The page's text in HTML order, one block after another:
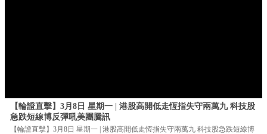
【輪證直擊】3月8日 星期一 | 港股高開低走恆指失守兩萬九 科技股
急跌短線博反彈吼美團騰訊
【輪證直擊】3月8日 星期一 | 港股高開低走恆指失守兩萬九 科技股急跌短線博